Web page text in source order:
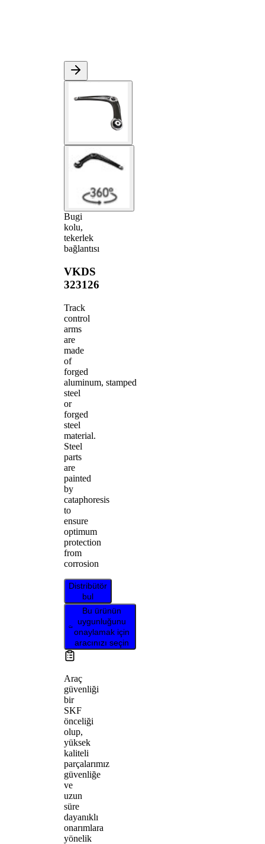
Bugi
kolu,
tekerlek
bağlantısı
VKDS
323126
Track
control
arms
are
made
of
forged
aluminum, stamped
steel
or
forged
steel
material.
Steel
parts
are
painted
by
cataphoresis
to
ensure
optimum
protection
from
corrosion
Distribütör
bul
Bu ürünün
uygunluğunu
onaylamak için
aracınızı seçin
Araç
güvenliği
bir
SKF
önceliği
olup,
yüksek
kaliteli
parçalarımız
güvenliğe
ve
uzun
süre
dayanıklı
onarımlara
yönelik